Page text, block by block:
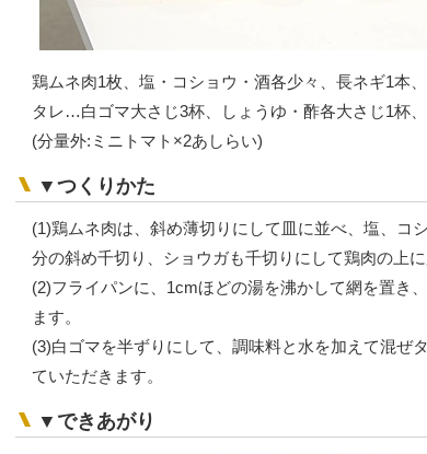
鶏ムネ肉1枚、塩・コショウ・酒各少々、長ネギ1本
タレ…白ゴマ大さじ3杯、しょうゆ・酢各大さじ1杯
(分量外:ミニトマト×2あしらい)
▼つくりかた
(1)鶏ムネ肉は、斜め薄切りにして皿に並べ、塩、コ
分の斜め千切り、ショウガも千切りにして鶏肉の上に
(2)フライパンに、1cmほどの湯を沸かして網を置き
ます。
(3)白ゴマを半ずりにして、調味料と水を加えて混ぜ
ていただきます。
▼できあがり